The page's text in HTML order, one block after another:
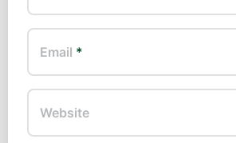
Email *
Website